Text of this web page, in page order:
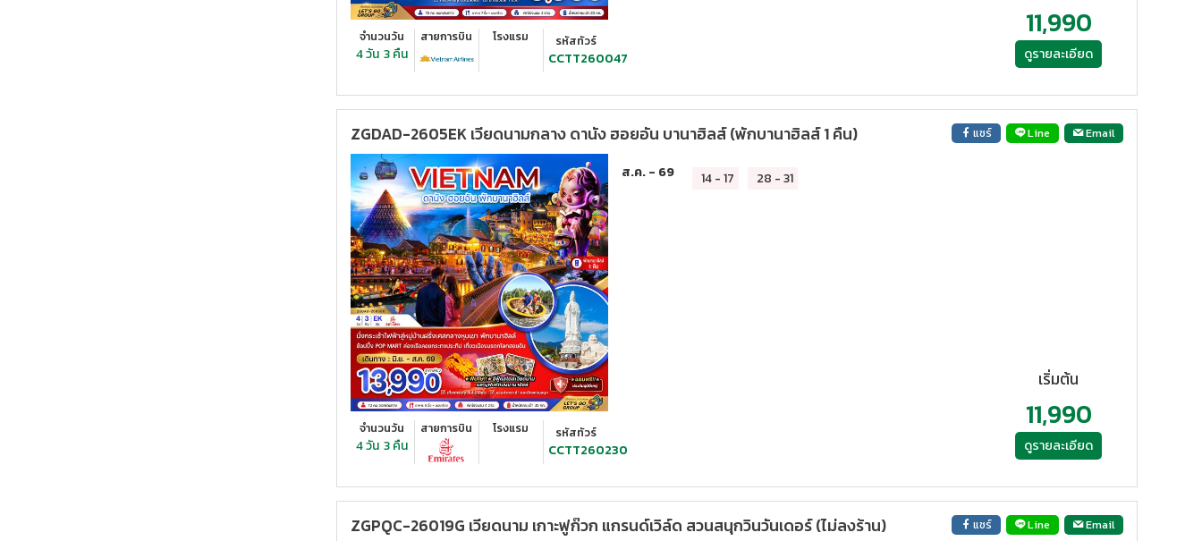
จำนวนวัน
4 วัน 3 คืน
สายการบิน โรงแรม รหัสทัวร์
CCTT260047
11,990
ดูรายละเอียด
ZGDAD-2605EK เวียดนามกลาง ดานัง ฮอยอัน บานาฮิลส์ (พักบานาฮิลส์ 1 คืน) แชร์ Line Email
จำนวนวัน
4 วัน 3 คืน
สายการบิน โรงแรม รหัสทัวร์
CCTT260230
ส.ค. - 69 14-17 28 -31
เริ่มต้น
11,990
ดูรายละเอียด
ZGPQC-26019G เวียดนาม เกาะฟูก๊วก แกรนด์เวิล์ด สวนสนุกวินวันเดอร์ (ไม่ลงร้าน) แชร์ Line Email